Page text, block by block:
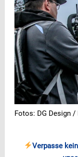
Fotos: DG Design
Verpasse